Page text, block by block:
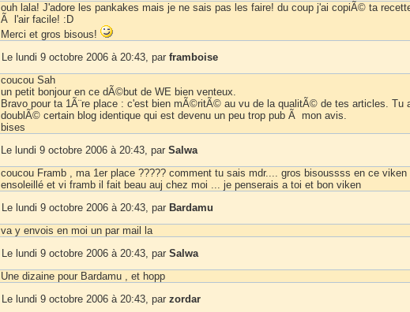
ouh lala! J'adore les pankakes mais je ne sais pas les faire! du coup j'ai copiÃ© ta
Ã l'air facile! :D
Merci et gros bisous!
Le lundi 9 octobre 2006 à 20:43, par framboise
coucou Sah
un petit bonjour en ce dÃ©but de WE bien venteux.
Bravo pour ta 1Ã¨re place : c'est bien mÃ©ritÃ© au vu de la qualitÃ© de tes articles. Tu
doublÃ© certain blog identique qui est devenu un peu trop pub Ã mon avis.
bises
Le lundi 9 octobre 2006 à 20:43, par Salwa
coucou Framb , ma 1er place ????? comment tu sais mdr.... gros bisoussss en ce viken
ensoleillé et vi framb il fait beau auj chez moi ... je penserais a toi et bon viken
Le lundi 9 octobre 2006 à 20:43, par Bardamu
va y envois en moi un par mail la
Le lundi 9 octobre 2006 à 20:43, par Salwa
Une dizaine pour Bardamu , et hopp
Le lundi 9 octobre 2006 à 20:43, par zordar